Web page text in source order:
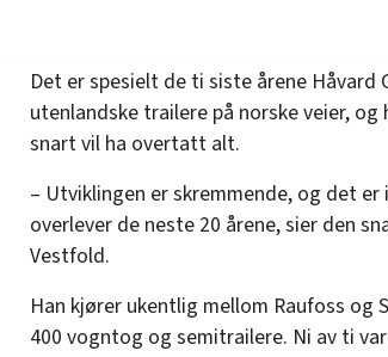
Det er spesielt de ti siste årene Håvard
utenlandske trailere på norske veier,
snart vil ha overtatt alt.
– Utviklingen er skremmende, og det
overlever de neste 20 årene, sier den
Vestfold.
Han kjører ukentlig mellom Raufoss og
400 vogntog og semitrailere. Ni av ti